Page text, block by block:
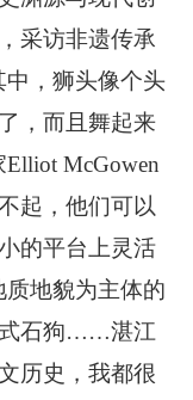
采访非遗传承
中，狮头像个头
，而且舞起来
McGowen
起，他们可以
的平台上灵活
地貌为主体的
式石狗……湛江
历史，我都很